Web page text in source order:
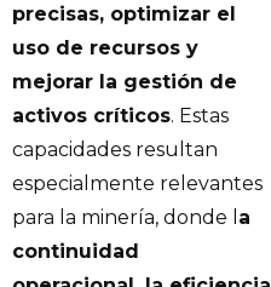
precisas, optimizar el
uso de recursos y
mejorar la gestión de
activos críticos. Estas
capacidades resultan
especialmente relevantes
para la minería, donde l a
continuidad